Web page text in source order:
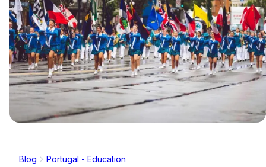
Blog Portugal - Education